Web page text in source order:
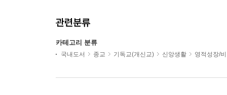
관련분류
카테고리 분류
국내도서 종교 기독교(개신교) 신앙생활 영적성장/